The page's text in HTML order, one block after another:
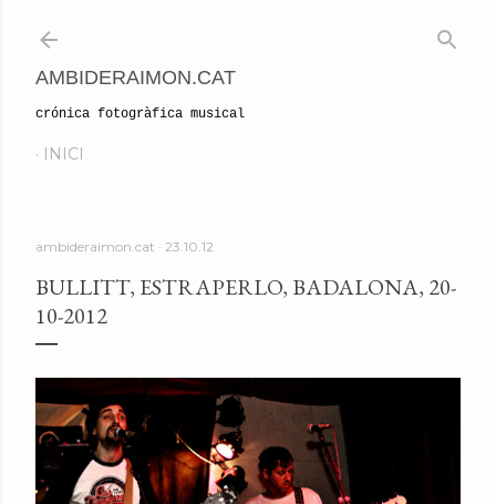
AMBIDERAIMON.CAT
crónica fotogràfica musical
INICI
ambideraimon.cat 23.10.12
BULLITT, ESTRAPERLO, BADALONA, 20-
10-2012